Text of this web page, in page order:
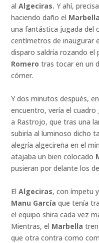
alAlgeciras. Y ahí,
haciendo daño el
una fantástica jugada del
centímetros de inaugurar
disparo saldría rozando el
Romero tras tocar en un
córner.
Y dos minutos después,
encuentro, vería el
a Rastrojo, que tras una
subiría al luminoso dicho
alegría algecireña en el
atajaba un bien colocado
pusieran por delante los
ElAlgeciras, con ímpetu
Manu García que tenía
el equipo shira cada vez
Mientras, el Marbella
que otra contra como